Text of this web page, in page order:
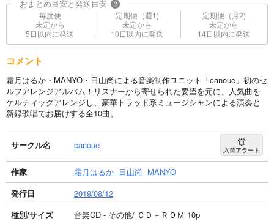
おまとめ目安と発送目安 ?
毎度便
未定から
5日以内に発送
定期便（週1)
未定から
10日以内に発送
定期便（月2)
未定から
14日以内に発送
コメント
霜月はるか・MANYO・日山尚による音楽制作ユニット「canoue」初のセ
ルフアレンジアルバム！リスナーから寄せられた要望を元に、人気曲を
ケルティックアレンジし、豪華トラッド系ミュージシャンによる演奏と
新録歌唱でお届けする全10曲。
サークル名 canoue 入荷アラート
作家 霜月はるか 日山尚 MANYO
発行日
2019/08/12
種別/サイズ
音楽CD - その他/ ＣＤ－ＲＯＭ 10p